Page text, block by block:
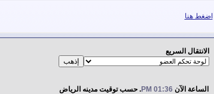
اضغط هنا
الانتقال السريع
الساعة الآن 01:36 PM . حسب توقيت مدينه الرياض